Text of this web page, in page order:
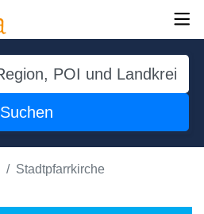
Suchen
Stadtpfarrkirche